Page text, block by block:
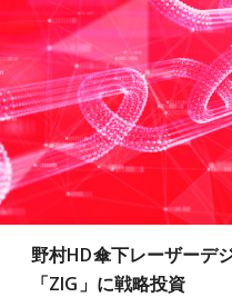
野村HD傘下レーザーデ
「ZIG」に戦略投資